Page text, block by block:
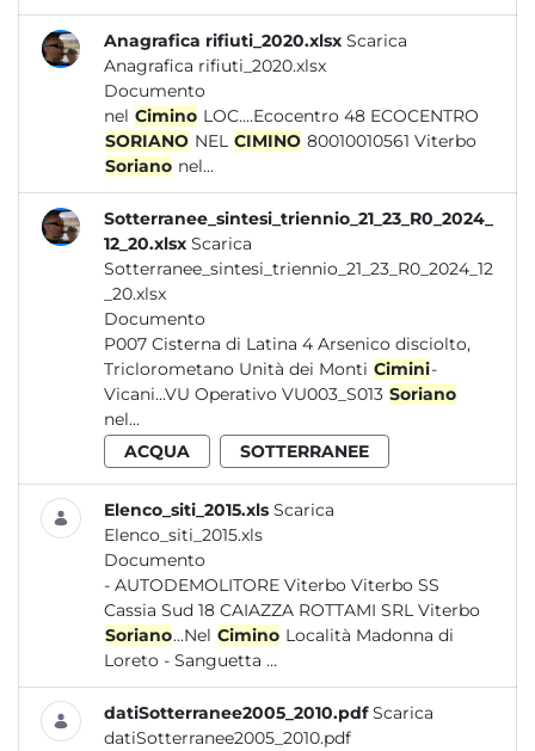
Anagrafica rifiuti_2020.xlsx Scarica
Anagrafica rifiuti_2020.xlsx
Documento
nel Cimino
LOC....Ecocentro 48 ECOCENTRO
SORIANO NEL CIMINO 80010010561 Viterbo
Soriano nel...
Sotterranee_sintesi_triennio_21_23_R0_2024_
12_20.xlsx Scarica
Sotterranee_sintesi_triennio_21_23_R0_2024_12
_20.xlsx
Documento
P007 Cisterna di Latina 4 Arsenico disciolto,
Triclorometano Unità dei Monti Cimini-
Vicani...VU Operativo VU003_S013 Soriano
nel...
ACQUA
SOTTERRANEE
Elenco_siti_2015.xls Scarica
Elenco_siti_2015.xls
Documento
- AUTODEMOLITORE Viterbo Viterbo SS
Cassia Sud 18 CAIAZZA ROTTAMI SRL Viterbo
Soriano...Nel Cimino Località Madonna di
Loreto - Sanguetta ...
datiSotterranee2005_2010.pdf Scarica
datiSotterranee2005_2010.pdf